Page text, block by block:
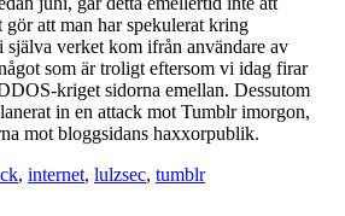
att man har spekulerat kring
själva verket kom ifrån användare av
som är troligt eftersom vi idag firar
kriget sidorna emellan. Dessutom
in en attack mot Tumblr imorgon,
mot bloggsidans haxxorpublik.
, internet, lulzsec, tumblr